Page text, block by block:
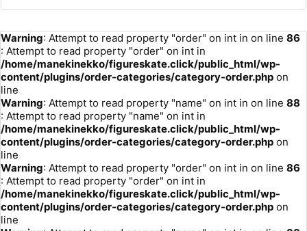
Warning: Attempt to read property "order" on int in on line 86
: Attempt to read property "order" on int in
/home/manekinekko/figureskate.click/public_html/wp-
content/plugins/order-categories/category-order.php on
line
Warning: Attempt to read property "name" on int in on line 88
: Attempt to read property "name" on int in
/home/manekinekko/figureskate.click/public_html/wp-
content/plugins/order-categories/category-order.php on
line
Warning: Attempt to read property "order" on int in on line 86
: Attempt to read property "order" on int in
/home/manekinekko/figureskate.click/public_html/wp-
content/plugins/order-categories/category-order.php on
line